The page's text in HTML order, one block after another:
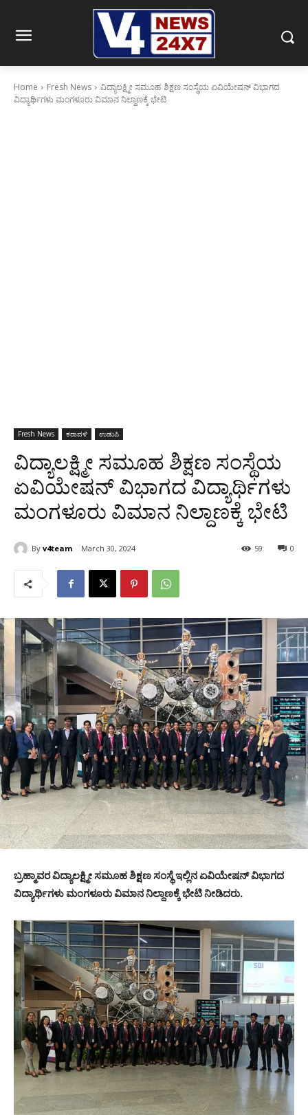
Home Fresh News
ವಿದ್ಯಾಲಕ್ಷ್ಮೀ ಸಮೂಹ ಶಿಕ್ಷಣ ಸಂಸ್ಥೆಯ ಏವಿಯೇಷನ್ ವಿಭಾಗದ
ವಿದ್ಯಾರ್ಥಿಗಳು ಮಂಗಳೂರು ವಿಮಾನ ನಿಲ್ದಾಣಕ್ಕೆ ಭೇಟಿ
Fresh News ಕರಾವಳಿ ಉಡುಪಿ
ವಿದ್ಯಾಲಕ್ಷ್ಮೀ ಸಮೂಹ ಶಿಕ್ಷಣ ಸಂಸ್ಥೆಯ
ಏವಿಯೇಷನ್ ವಿಭಾಗದ ವಿದ್ಯಾರ್ಥಿಗಳು
ಮಂಗಳೂರು ವಿಮಾನ ನಿಲ್ದಾಣಕ್ಕೆ ಭೇಟಿ
By v4team March 30, 2024 0
59
ಬ್ರಹ್ಮಾವರ ವಿದ್ಯಾಲಕ್ಷ್ಮೀ ಸಮೂಹ ಶಿಕ್ಷಣ ಸಂಸ್ಥೆ ಇಲ್ಲಿನ ಏವಿಯೇಷನ್ ವಿಭಾಗದ
ವಿದ್ಯಾರ್ಥಿಗಳು ಮಂಗಳೂರು ವಿಮಾನ ನಿಲ್ದಾಣಕ್ಕೆ ಭೇಟಿ ನೀಡಿದರು.